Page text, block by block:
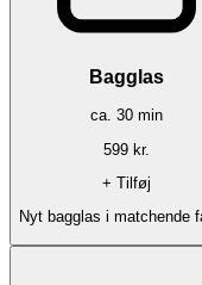
Bagglas
ca. 30 min
599 kr.
+ Tilføj
Nyt bagglas i matchende